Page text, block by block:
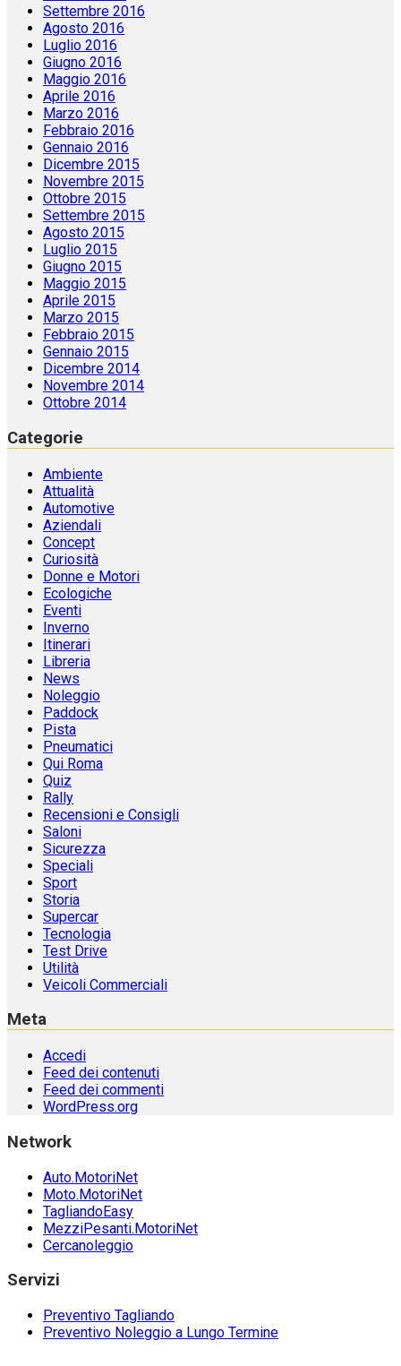
Settembre 2016
Agosto 2016
Luglio 2016
Giugno 2016
Maggio 2016
Aprile 2016
Marzo 2016
Febbraio 2016
Gennaio 2016
Dicembre 2015
Novembre 2015
Ottobre 2015
Settembre 2015
Agosto 2015
Luglio 2015
Giugno 2015
Maggio 2015
Aprile 2015
Marzo 2015
Febbraio 2015
Gennaio 2015
Dicembre 2014
Novembre 2014
Ottobre 2014
Categorie
Ambiente
Attualità
Automotive
Aziendali
Concept
Curiosità
Donne e Motori
Ecologiche
Eventi
Inverno
Itinerari
Libreria
News
Noleggio
Paddock
Pista
Pneumatici
Qui Roma
Quiz
Rally
Recensioni e Consigli
Saloni
Sicurezza
Speciali
Sport
Storia
Supercar
Tecnologia
Test Drive
Utilità
Veicoli Commerciali
Meta
Accedi
Feed dei contenuti
Feed dei commenti
WordPress.org
Network
Auto.MotoriNet
Moto.MotoriNet
TagliandoEasy
MezziPesanti.MotoriNet
Cercanoleggio
Servizi
Preventivo Tagliando
Preventivo Noleggio a Lungo Termine